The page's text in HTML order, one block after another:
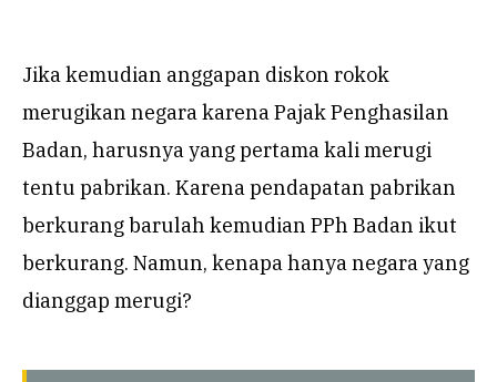
Jika kemudian anggapan diskon rokok
merugikan negara karena Pajak Penghasilan
Badan, harusnya yang pertama kali merugi
tentu pabrikan. Karena pendapatan pabrikan
berkurang barulah kemudian PPh Badan ikut
berkurang. Namun, kenapa hanya negara yang
dianggap merugi?